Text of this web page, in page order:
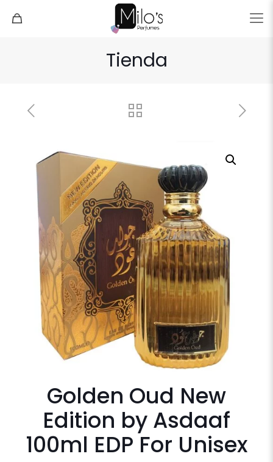
Tienda
Golden Oud New
Edition by Asdaaf
100ml EDP For Unisex